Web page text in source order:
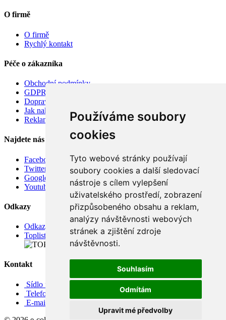
Používáme soubory
cookies
Tyto webové stránky používají
soubory cookies a další sledovací
nástroje s cílem vylepšení
uživatelského prostředí, zobrazení
přizpůsobeného obsahu a reklam,
analýzy návštěvnosti webových
stránek a zjištění zdroje
návštěvnosti.
Souhlasím
Odmítám
Upravit mé předvolby
O firmě
O firmě
Rychlý kontakt
Péče o zákazníka
Obchodní podmínky
GDPR
Doprava
Jak nakupovat
Reklamace
Najdete nás
Facebook
Twitter
Google
Youtube
Odkazy
Odkazy
Toplist
Kontakt
Sídlo firmy: Boženy Němcové 739/1, Svitavy 568 02, CZ
Telefon: +420 608 449 590
E-mail: info@e-color.cz